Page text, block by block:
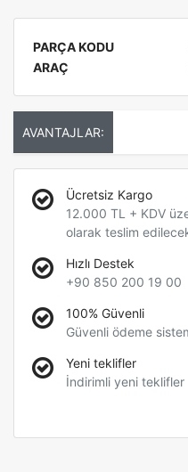
PARÇA KODU
ARAÇ
AVANTAJLAR:
Ücretsiz Kargo
12.000 TL + KDV
olarak teslim
Hızlı Destek
+90 850 200 19 00
100% Güvenli
Güvenli ödeme
Yeni teklifler
İndirimli yeni teklifler